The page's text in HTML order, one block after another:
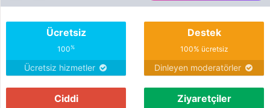
Ücretsiz
100%
Ücretsiz hizmetler
Destek
100% ücretsiz
Dinleyen moderatörler
Ciddi Ziyaretçiler